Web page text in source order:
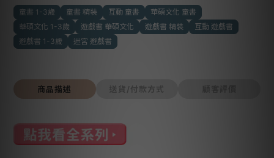
童書 1-3歲 童書 精裝 互動 童書
華碩文化 童書
華碩文化 1-3歲
遊戲書 華碩文化 遊戲書 精裝
互動 遊戲書
遊戲書 1-3歲
迷宮 遊戲書
商品描述 送貨/付款方式